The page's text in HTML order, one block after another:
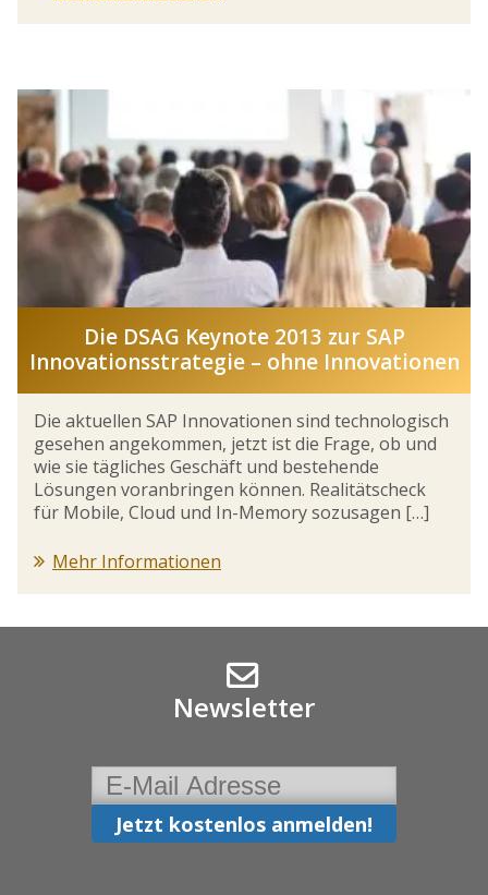
Die DSAG Keynote 2013 zur SAP
Innovationsstrategie – ohne Innovationen
Die aktuellen SAP Innovationen sind technologisch
gesehen angekommen, jetzt ist die Frage, ob und
wie sie tägliches Geschäft und bestehende
Lösungen voranbringen können. Realitätscheck
für Mobile, Cloud und In-Memory sozusagen […]
Mehr Informationen
Newsletter